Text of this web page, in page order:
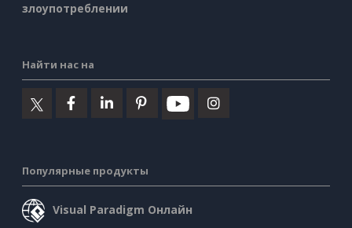
злоупотреблении
Найти нас на
Популярные продукты
Visual Paradigm Онлайн